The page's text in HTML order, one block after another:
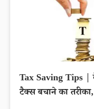
Tax Saving Tips |
टैक्स बचाने का